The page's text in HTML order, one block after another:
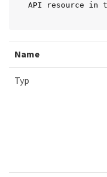
API resource in
Name
Typ